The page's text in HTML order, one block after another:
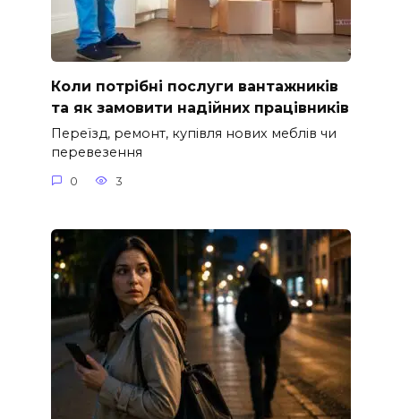
Коли потрібні послуги вантажників
та як замовити надійних працівників
Переїзд, ремонт, купівля нових меблів чи
перевезення
0 3